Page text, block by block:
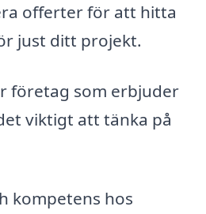
offerter för att hitta
just ditt projekt.
företag som erbjuder
viktigt att tänka på
kompetens hos